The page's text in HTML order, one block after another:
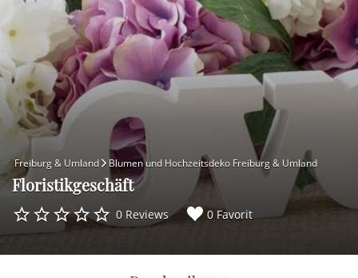
Freiburg & Umland Blumen und Hochzeitsdeko Freiburg & Umland
Floristikgeschäft
0 Reviews 0 Favorit